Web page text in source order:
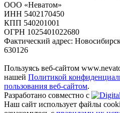
ООО «Неватом»
ИНН 5402170450
КПП 540201001
ОГРН 1025401022680
Фактический адрес:
630126
Пользуясь веб-сайтом
нашей Политикой
пользования веб-сайтом.
Разработано совместно с
Наш сайт использует файлы